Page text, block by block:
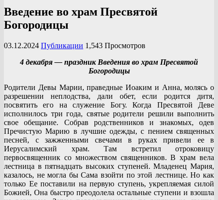
Введение во храм Пресвятой
Богородицы
03.12.2024 Публикации 1,543 Просмотров
4 декабря — праздник Введения во храм Пресвятой
Богородицы
Родители Девы Марии, праведные Иоаким и Анна, молясь о
разрешении неплодства, дали обет, если родится дитя,
посвятить его на служение Богу. Когда Пресвятой Деве
исполнилось три года, святые родители решили выполнить
свое обещание. Собрав родственников и знакомых, одев
Пречистую Марию в лучшие одежды, с пением священных
песней, с зажженными свечами в руках привели ее в
Иерусалимский храм. Там встретил отроковицу
первосвященник со множеством священников. В храм вела
лестница в пятнадцать высоких ступеней. Младенец Мария,
казалось, не могла бы Сама взойти по этой лестнице. Но как
только Ее поставили на первую ступень, укрепляемая силой
Божией, Она быстро преодолела остальные ступени и взошла